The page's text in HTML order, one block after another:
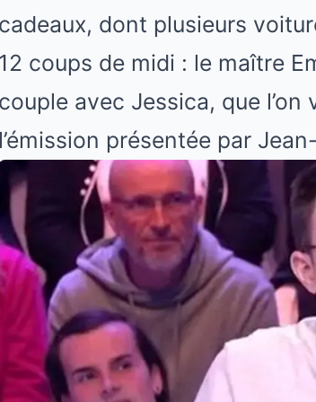
cadeaux, dont plusieurs
12 coups de midi : le maître
couple avec Jessica, que
l’émission présentée par